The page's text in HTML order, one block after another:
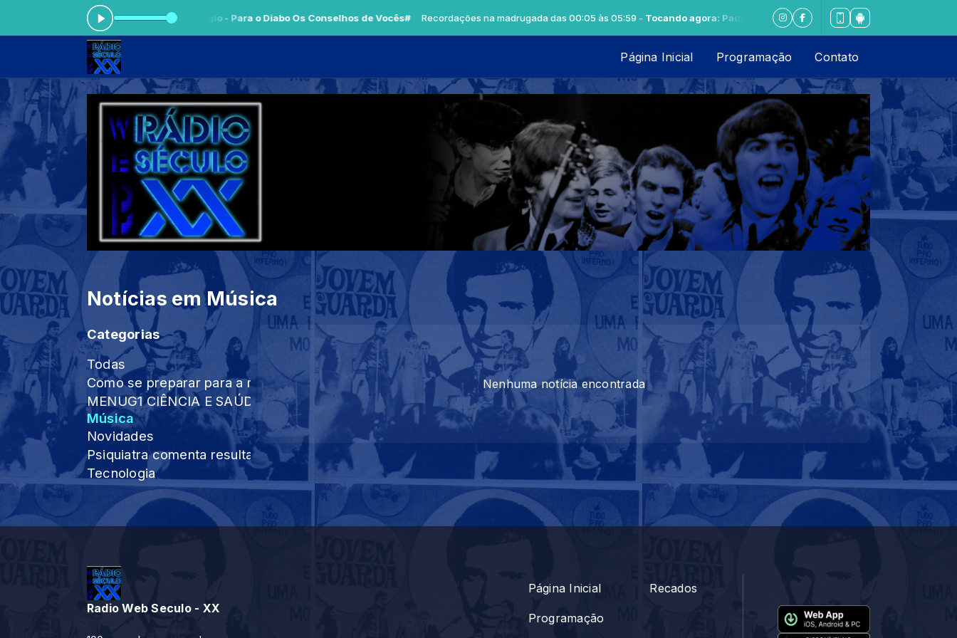
Tocando agora: Paulo Sérgio - Para o Diabo Os Conselhos de Vocês# Recordações na madrugada das 00:05 às 05:59 -Tocando agora: Paulo Sérgio - Para o Diabo Os Conselhos de Vocês#
Página Inicial Programação Contato
Notícias em Música
Categorias
Todas
Como se preparar para a maior Superlua em quase 70 anos Especialistas dão dicas do que observar e qual o melhor local para
MENUG1 CIÊNCIA E SAÚDE BUSCAR Cientistas brasileiros descobrem dois planetas: um super-Netuno e uma super-Terra Planetas
Música
Novidades
Psiquiatra comenta resultados de droga experimental contra Alzheimer Nova droga reduz formação de placas nocivas no cérebro com
Tecnologia
Nenhuma notícia encontrada
Radio Web Seculo - XX
Página Inicial
Programação
Recados